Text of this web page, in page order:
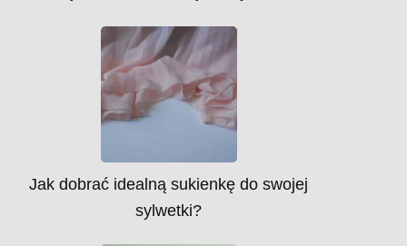
Jak dobrać idealną sukienkę do swojej
sylwetki?